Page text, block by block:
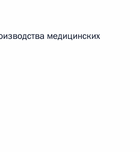
медицинских